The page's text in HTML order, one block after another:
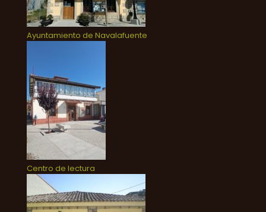
Ayuntamiento de Navalafuente
Centro de lectura